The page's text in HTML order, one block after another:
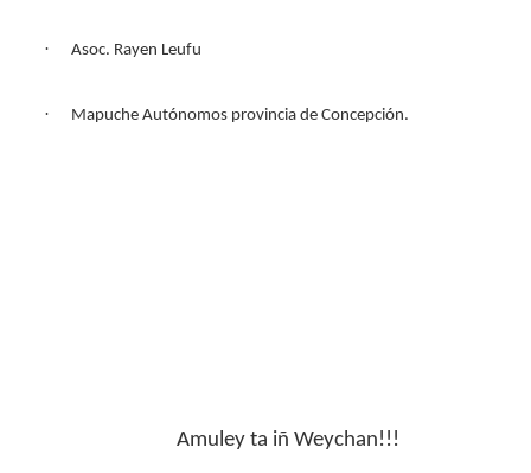
· Asoc. Rayen Leufu
· Mapuche Autónomos provincia de Concepción.
Amuley ta iñ Weychan!!!